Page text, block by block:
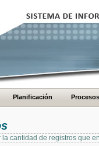
Planificación Procesos
cantidad de registros que